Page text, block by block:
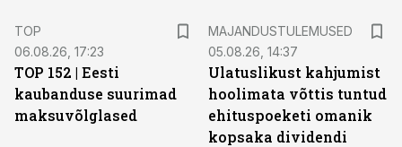
TOP
06.08.26, 17:23
TOP 152 | Eesti
kaubanduse suurimad
maksuvõlglased
MAJANDUSTULEMUSED
05.08.26, 14:37
Ulatuslikust kahjumist
hoolimata võttis tuntud
ehituspoeketi omanik
kopsaka dividendi